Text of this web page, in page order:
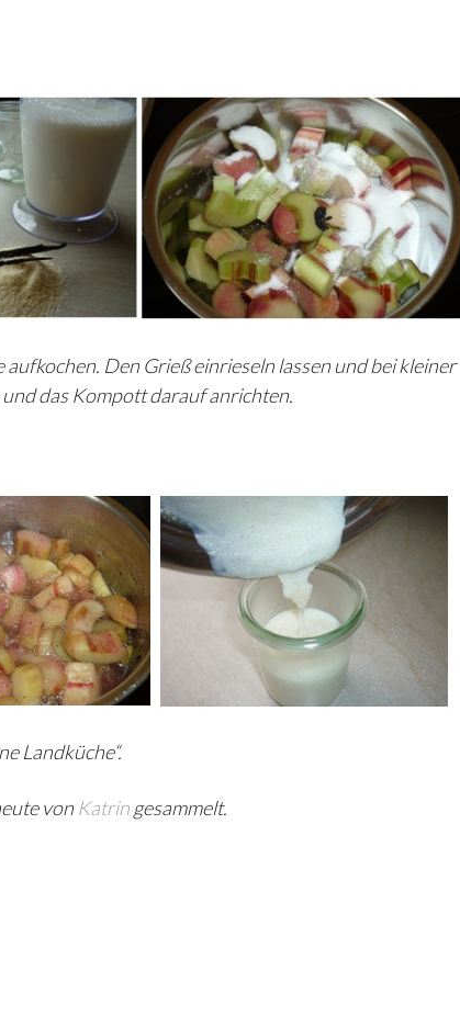
Den Grieß einrieseln lassen und bei kleiner
das Kompott darauf anrichten.
Landküche“.
von Katrin gesammelt.